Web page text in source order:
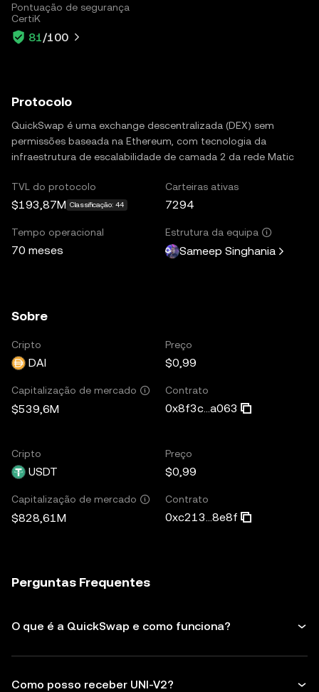
Pontuação de segurança
CertiK
81/100
Protocolo
QuickSwap é uma exchange descentralizada (DEX) sem
permissões baseada na Ethereum, com tecnologia da
infraestrutura de escalabilidade de camada 2 da rede Matic
TVL do protocolo
$193,87M Classificação: 44
Carteiras ativas
7294
Tempo operacional
70 meses
Estrutura da equipa
Sameep Singhania
Sobre
Cripto
DAI
Preço
$0,99
Capitalização de mercado
$539,6M
Contrato
0x8f3c...a063
Cripto
USDT
Preço
$0,99
Capitalização de mercado
$828,61M
Contrato
0xc213...8e8f
Perguntas Frequentes
O que é a QuickSwap e como funciona?
Como posso receber UNI-V2?